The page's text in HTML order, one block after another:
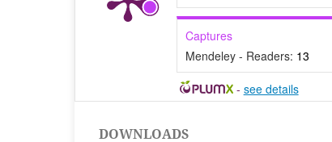
Captures
Mendeley - Readers: 13
- see details
DOWNLOADS